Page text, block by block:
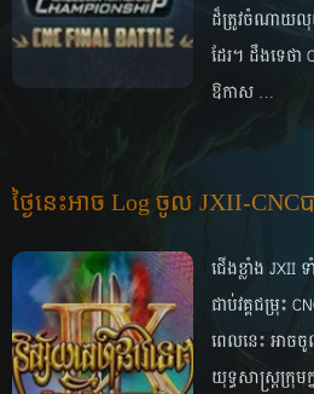
ដ៏​ត្រូវ​ចំណាយ​លុ
ដែរ។ ដឹង​ទេ​ថា
ឱកាស …
ថ្ងៃ​នេះអាច Log ​ចូល​ JXII-
ជើង​ខ្លាំង JXII
ជាប់​វគ្គ​ជម្រុះ​
ពេល​នេះ អាច​
យុទ្ធសាស្ត្រ​ក្រុម​